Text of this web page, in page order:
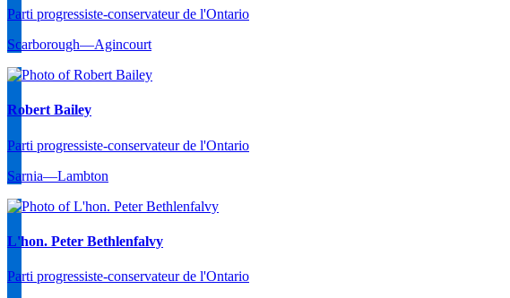
Parti progressiste-conservateur de l'Ontario
Scarborough—Agincourt
Robert Bailey
Parti progressiste-conservateur de l'Ontario
Sarnia—Lambton
L'hon. Peter Bethlenfalvy
Parti progressiste-conservateur de l'Ontario